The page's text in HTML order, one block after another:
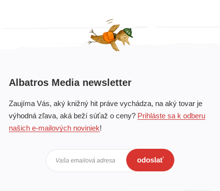
Albatros Media newsletter
Zaujíma Vás, aký knižný hit práve vychádza, na aký tovar je
výhodná zľava, aká beží súťaž o ceny? Prihláste sa k odberu
našich e-mailových noviniek!
Vaša emailová adresa odoslať